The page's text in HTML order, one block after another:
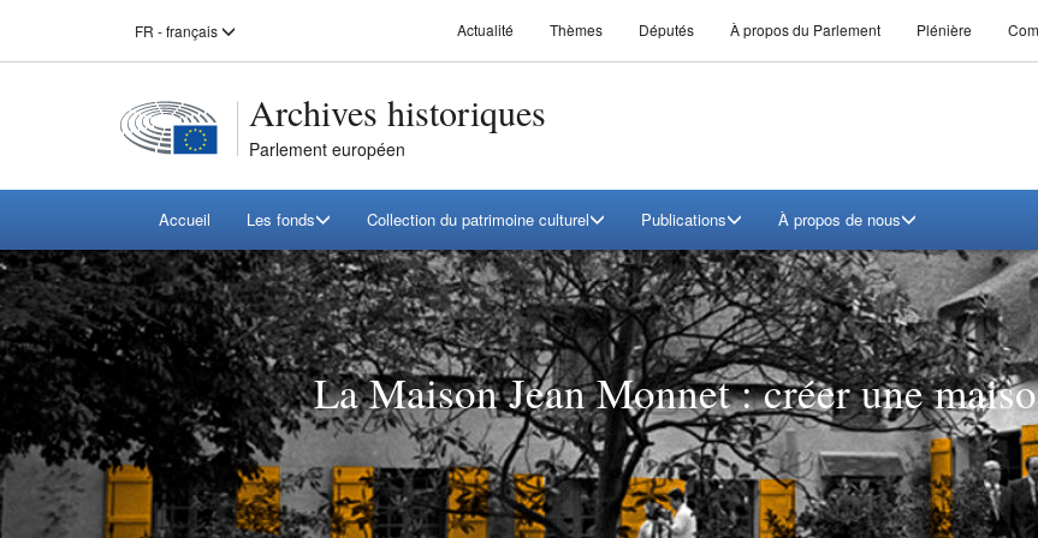
au
menu
principal
au
contenu
principal
Select
language:
FR - français Actualité Thèmes Députés À propos du Parlement Plénière
Archives historiques
Parlement européen
Main
navigation
Accueil Les fonds Collection du patrimoine culturel Publications À propos de nous
La Maison Jean Monnet : créer une